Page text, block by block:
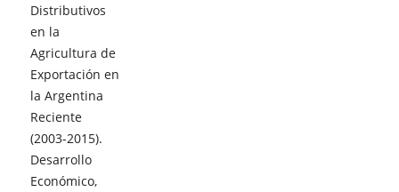
Distributivos
en la
Agricultura de
Exportación en
la Argentina
Reciente
(2003-2015).
Desarrollo
Económico,